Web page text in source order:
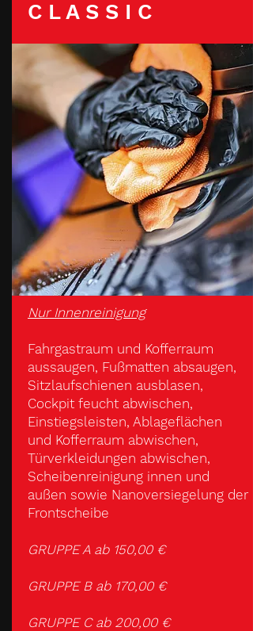
C L A S S I C
Nur Innenreinigung
Fahrgastraum und Kofferraum
aussaugen, Fußmatten absaugen,
Sitzlaufschienen ausblasen,
Cockpit feucht abwischen,
Einstiegsleisten, Ablageflächen
und Kofferraum abwischen,
Türverkleidungen abwischen,
Scheibenreinigung innen und
außen sowie Nanoversiegelung der
Frontscheibe
GRUPPE A ab 150,00 €
GRUPPE B ab 170,00 €
GRUPPE C ab 200,00 €